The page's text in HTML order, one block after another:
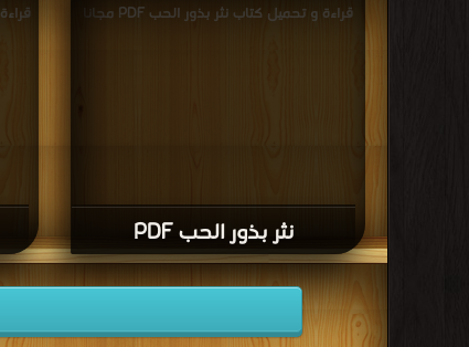
نثر بذور الحب PDF
قراءة و تحميل كتاب نثر بذور الحب PDF مجانا